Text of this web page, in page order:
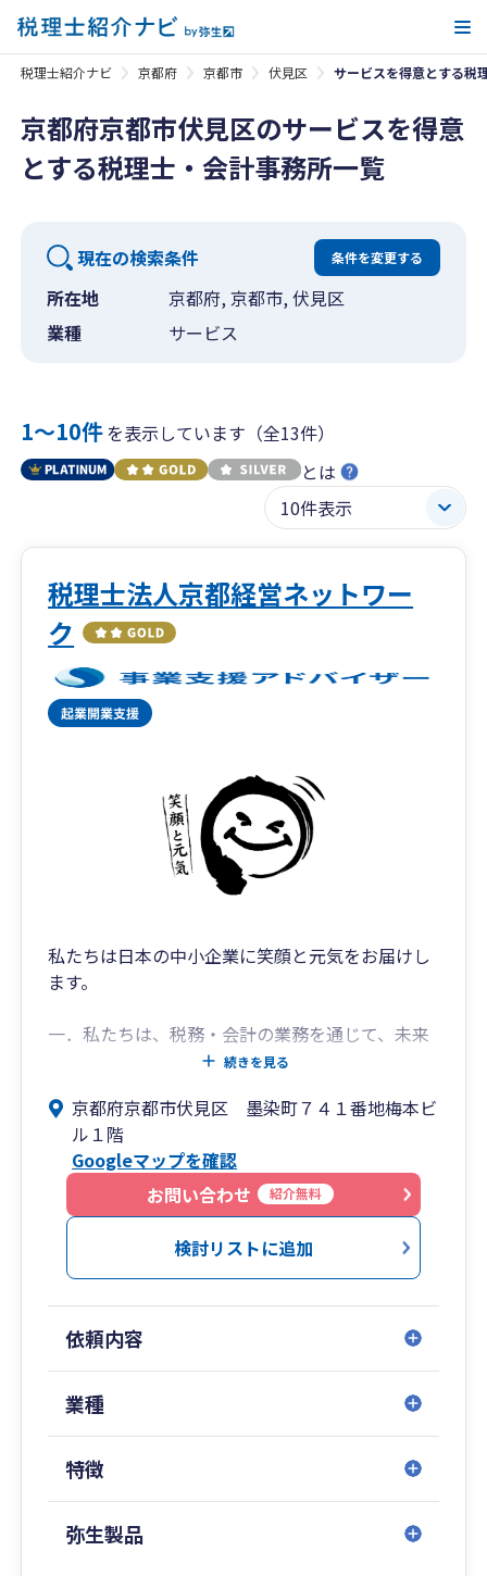
税理士紹介ナビ 京都府 京都市 伏見区 サービスを得意とする税
京都府京都市伏見区のサービスを得意
とする税理士・会計事務所一覧
現在の検索条件 条件を変更する
所在地
京都府, 京都市, 伏見区
業種
サービス
1〜10件を表示しています（全13件）
とは
税理士法人京都経営ネットワー
ク
私たちは日本の中小企業に笑顔と元気をお届けし
ます。
一．私たちは、税務・会計の業務を通じて、未来
につながる、笑顔あふれる社会を創造します。
顔で働ける職場環境を目指します。
続きを見る
京都府京都市伏見区 墨染町７４１番地梅本ビ
ル１階
Googleマップを確認
お問い合わせ
紹介無料
検討リストに追加
依頼内容
業種
特徴
弥生製品